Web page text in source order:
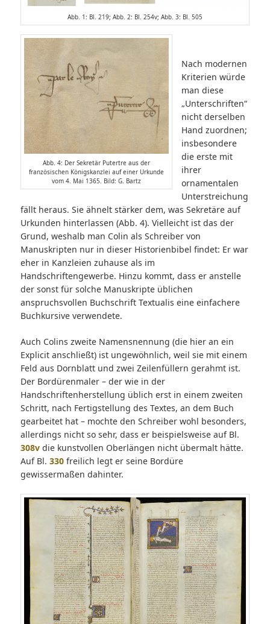
Abb. 1: Bl. 219; Abb. 2: Bl. 254v; Abb. 3: Bl. 505
Abb. 4: Der Sekretär Putertre aus der
französischen Königskanzlei auf einer Urkunde
vom 4. Mai 1365. Bild: G. Bartz
Nach modernen
Kriterien würde
man diese
„Unterschriften“
nicht derselben
Hand zuordnen;
insbesondere
die erste mit
ihrer
ornamentalen
Unterstreichung
fällt heraus. Sie ähnelt stärker dem, was Sekretäre auf
Urkunden hinterlassen (Abb. 4). Vielleicht ist das der
Grund, weshalb man Colin als Schreiber von
Manuskripten nur in dieser Historienbibel findet: Er war
eher in Kanzleien zuhause als im
Handschriftengewerbe. Hinzu kommt, dass er anstelle
der sonst für solche Manuskripte üblichen
anspruchsvollen Buchschrift Textualis eine einfachere
Buchkursive verwendete.
Auch Colins zweite Namensnennung (die hier an ein
Explicit anschließt) ist ungewöhnlich, weil sie mit einem
Feld aus Dornblatt und zwei Zeilenfüllern gerahmt ist.
Der Bordürenmaler – der wie in der
Handschriftenherstellung üblich erst in einem zweiten
Schritt, nach Fertigstellung des Textes, an dem Buch
gearbeitet hat – mochte den Schreiber wohl besonders,
allerdings nicht so sehr, dass er beispielsweise auf Bl.
308vdie kunstvollen Oberlängen nicht übermalt hätte.
Auf Bl. 330freilich legt er seine Bordüre
gewissermaßen dahinter.